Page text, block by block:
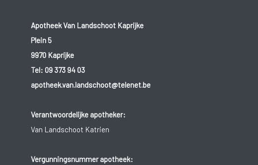
Apotheek Van Landschoot Kaprijke
Plein 5
9970 Kaprijke
Tel: 09 373 94 03
apotheek.van.landschoot@telenet.be
Verantwoordelijke apotheker:
Van Landschoot Katrien
Vergunningsnummer apotheek: